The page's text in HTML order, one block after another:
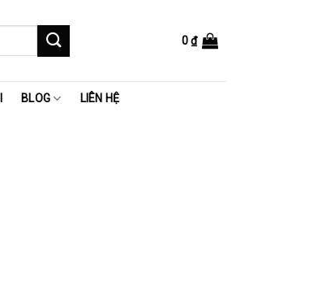
0₫
BLOG LIÊN HỆ